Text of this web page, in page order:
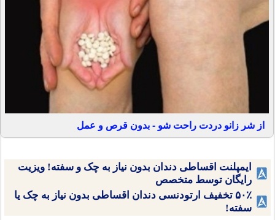
از شر زانو دردت راحت شو - بدون قرص و عمل
ایمپلنت اقساطی دندان بدون نیاز به چک و سفته! ویزیت
رایگان توسط متخصص
۵۰٪ تخفیف ارتودنسی دندان اقساطی بدون نیاز به چک یا
سفته!